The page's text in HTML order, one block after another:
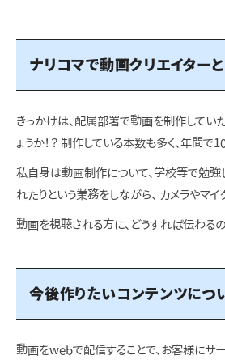
ナリコマで動画クリエイター
きっかけは、配属部署で動画を制作してい
ょうか！？ 制作している本数も多く、年間で
私自身は動画制作について、学校等で勉強
れたりという業務をしながら、 カメラやマ
動画を視聴される方に、どうすれば伝わる
今後作りたいコンテンツについ
動画をwebで配信することで、お客様にサ